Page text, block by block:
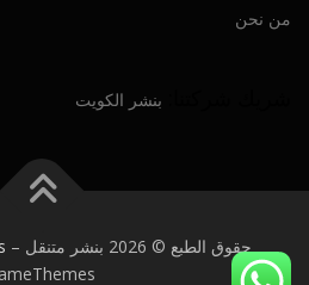
من نحن
بنشر الكويت
حقوق الطبع © 2026 بنشر متنقل –